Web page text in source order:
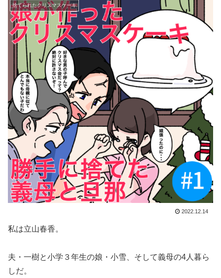
捨てられたクリスマスケーキ
2022.12.14
私は立山春香。
夫・一樹と小学３年生の娘・小雪、そして義母の4人暮ら
しだ。